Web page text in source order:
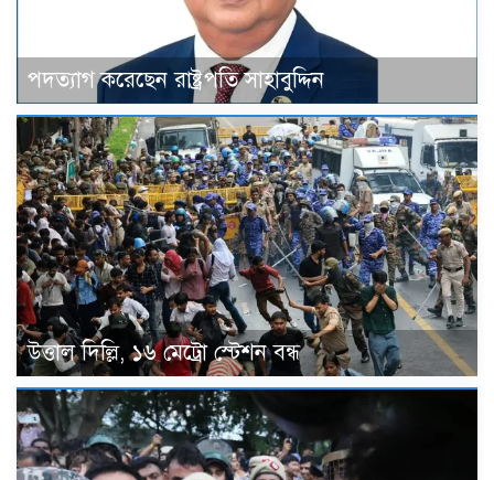
পদত্যাগ করেছেন রাষ্ট্রপতি সাহাবুদ্দিন
উত্তাল দিল্লি, ১৬ মেট্রো স্টেশন বন্ধ